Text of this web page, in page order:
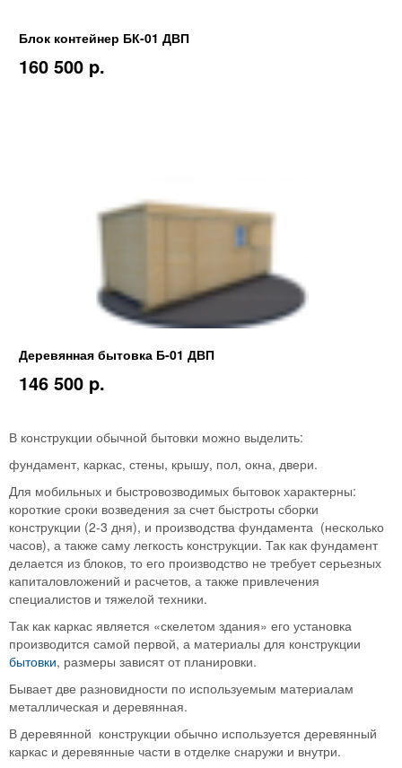
Блок контейнер БК-01 ДВП
160 500 p.
Деревянная бытовка Б-01 ДВП
146 500 p.
В конструкции обычной бытовки можно выделить:
фундамент, каркас, стены, крышу, пол, окна, двери.
Для мобильных и быстровозводимых бытовок характерны:
короткие сроки возведения за счет быстроты сборки
конструкции (2-3 дня), и производства фундамента (несколько
часов), а также саму легкость конструкции. Так как фундамент
делается из блоков, то его производство не требует серьезных
капиталовложений и расчетов, а также привлечения
специалистов и тяжелой техники.
Так как каркас является «скелетом здания» его установка
производится самой первой, а материалы для конструкции
бытовки, размеры зависят от планировки.
Бывает две разновидности по используемым материалам
металлическая и деревянная.
В деревянной конструкции обычно используется деревянный
каркас и деревянные части в отделке снаружи и внутри.